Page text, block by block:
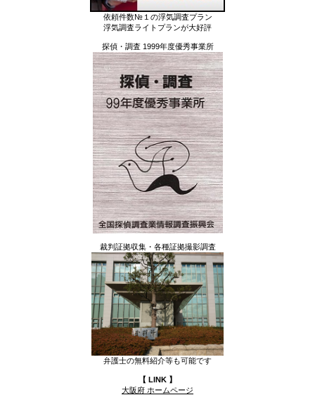
依頼件数№１の浮気調査プラン
浮気調査ライトプランが大好評
探偵・調査 1999年度優秀事業所
裁判証拠収集・各種証拠撮影調査
弁護士の無料紹介等も可能です
【 LINK 】
大阪府 ホームページ